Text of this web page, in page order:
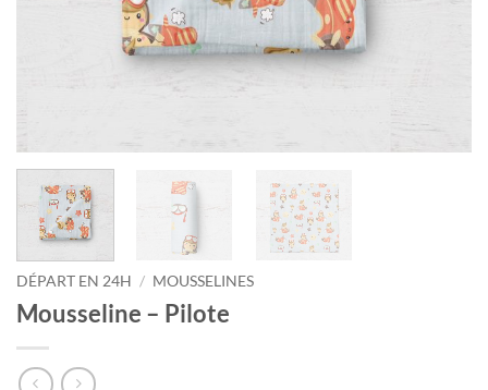
DÉPART EN 24H / MOUSSELINES
Mousseline – Pilote
Date
de
naissance
Cliquez
ici
pour
10%